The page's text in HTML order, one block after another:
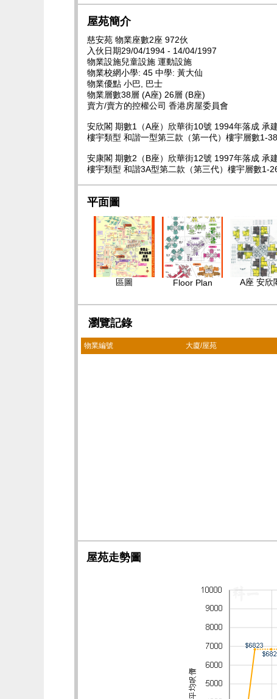
屋苑簡介
慈安苑 物業座數2座 972伙
入伙日期29/04/1994 - 14/04/1997
物業設施兒童設施 運動設施
物業校網小學: 45 中學: 黃大仙
物業優點 小巴, 巴士
物業層數38層 (A座) 26層 (B座)
賣方/賣方的控權公司 香港房屋委員會
安欣閣 期數1（A座）欣華街10號 1994年落成 承
樓宇類型 和諧一型第三款（第一代）樓宇層數1-
安康閣 期數2（B座）欣華街12號 1997年落成 承
樓宇類型 和諧3A型第二款（第三代）樓宇層數1-
平面圖
區圖 Floor Plan A座 安欣
瀏覽記錄
物業編號 大廈/屋苑
屋苑走勢圖